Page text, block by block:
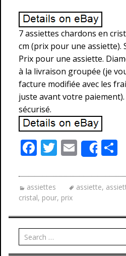
7 assiettes chardons en
cm (prix pour une assiette).
Prix pour une assiette.
à la livraison groupée (je
facture modifiée avec les
juste avant votre
sécurisé.
F
e
b
o
o
k
T
itt
er
E
m
ai
l
Share
g
assiettes assiette,
cristal, pour, prix